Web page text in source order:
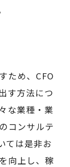
ため、CFO
す方法につ
な業種・業
コンサルテ
ては是非お
向上し、稼